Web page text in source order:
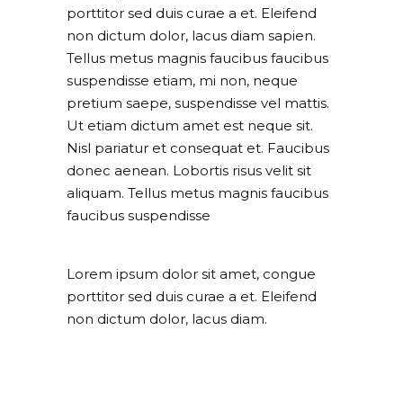
porttitor sed duis curae a et. Eleifend
non dictum dolor, lacus diam sapien.
Tellus metus magnis faucibus faucibus
suspendisse etiam, mi non, neque
pretium saepe, suspendisse vel mattis.
Ut etiam dictum amet est neque sit.
Nisl pariatur et consequat et. Faucibus
donec aenean. Lobortis risus velit sit
aliquam. Tellus metus magnis faucibus
faucibus suspendisse
Lorem ipsum dolor sit amet, congue
porttitor sed duis curae a et. Eleifend
non dictum dolor, lacus diam.